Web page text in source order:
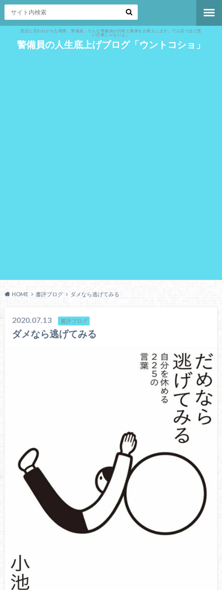
底辺と言われがちな職業、警備員。そんな警備員の日常と裏側をお教えします。でも言うほど悪
い仕事じゃないよ。
警備員の人生底上げブログ「ウントコショ」
HOME 書評ブログ ダメなら逃げてみる
2020.07.13 書評ブログ
ダメなら逃げてみる